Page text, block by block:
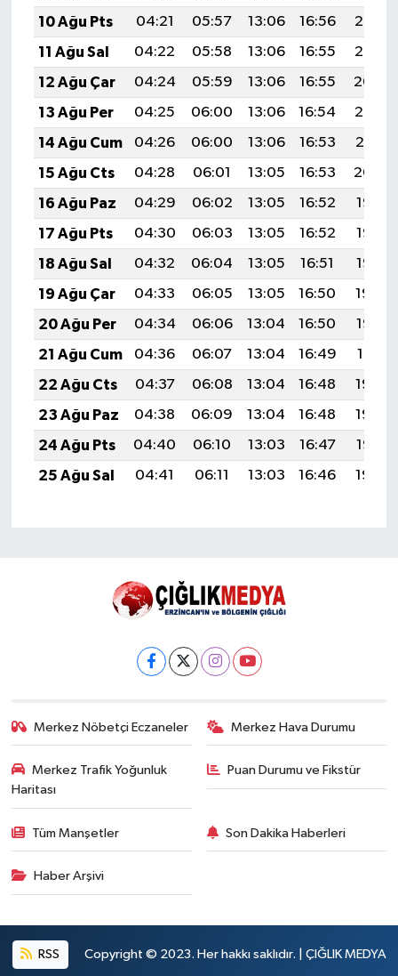
10 Ağu Pts
04:21 05:57 13:06 16:56
20:06
11 Ağu Sal
04:22 05:58 13:06 16:55
20:05
12 Ağu Çar
04:24 05:59 13:06 16:55
20:04
13 Ağu Per
04:25 06:00 13:06 16:54
20:02
14 Ağu Cum
04:26 06:00 13:06 16:53
20:01
15 Ağu Cts
04:28 06:01 13:05 16:53
20:00
16 Ağu Paz
04:29 06:02 13:05 16:52
19:58
17 Ağu Pts
04:30 06:03 13:05 16:52
19:57
18 Ağu Sal
04:32 06:04 13:05 16:51
19:56
19 Ağu Çar
04:33 06:05 13:05 16:50
19:54
20 Ağu Per
04:34 06:06 13:04 16:50
19:53
21 Ağu Cum
04:36 06:07 13:04 16:49
19:51
22 Ağu Cts
04:37 06:08 13:04 16:48
19:50
23 Ağu Paz
04:38 06:09 13:04 16:48
19:49
24 Ağu Pts
04:40 06:10 13:03 16:47
19:47
25 Ağu Sal
04:41 06:11 13:03 16:46 19:46
Merkez Nöbetçi Eczaneler Merkez Hava Durumu
Merkez Trafik Yoğunluk
Haritası
Puan Durumu ve Fikstür
Tüm Manşetler Son Dakika Haberleri
Haber Arşivi
RSS Copyright © 2023. Her hakkı saklıdır. | ÇIĞLIK MEDYA